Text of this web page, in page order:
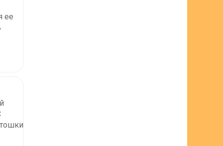
ее